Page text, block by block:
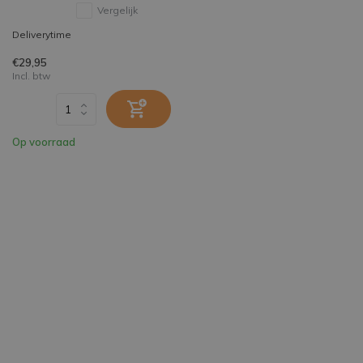
Vergelijk
Deliverytime
€29,95
Incl. btw
Op voorraad